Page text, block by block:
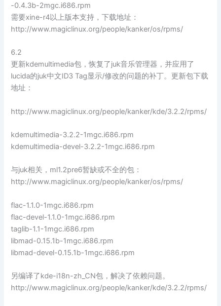
-0.4.3b-2mgc.i686.rpm
需要xine-r4以上版本支持，下载地址：
http://www.magiclinux.org/people/kanker/os/rpms/
6.2
更新kdemultimedia包，恢复了juk音乐管理器，并应用了
lucida的juk中文ID3 Tag显示/修改的问题的补丁。更新包下载
地址：
http://www.magiclinux.org/people/kanker/kde/3.2.2/rpms/
kdemultimedia-3.2.2-1mgc.i686.rpm
kdemultimedia-devel-3.2.2-1mgc.i686.rpm
与juk相关，ml1.2pre6暂缺或不全的包：
http://www.magiclinux.org/people/kanker/os/rpms/
flac-1.1.0-1mgc.i686.rpm
flac-devel-1.1.0-1mgc.i686.rpm
taglib-1.1-1mgc.i686.rpm
libmad-0.15.1b-1mgc.i686.rpm
libmad-devel-0.15.1b-1mgc.i686.rpm
另编译了kde-i18n-zh_CN包，解决了依赖问题。
http://www.magiclinux.org/people/kanker/kde/3.2.2/rpms/